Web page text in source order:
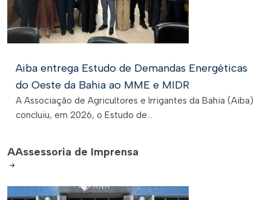
Aiba entrega Estudo de Demandas Energéticas
do Oeste da Bahia ao MME e MIDR
A Associação de Agricultores e Irrigantes da Bahia (Aiba)
concluiu, em 2026, o Estudo de...
AAssessoria de Imprensa